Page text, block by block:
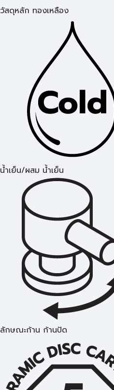
วัสดุหลัก ทองเหลือง
น้ำเย็น/ผสม น้ำเย็น
ลักษณะก้าน ก้านปัด